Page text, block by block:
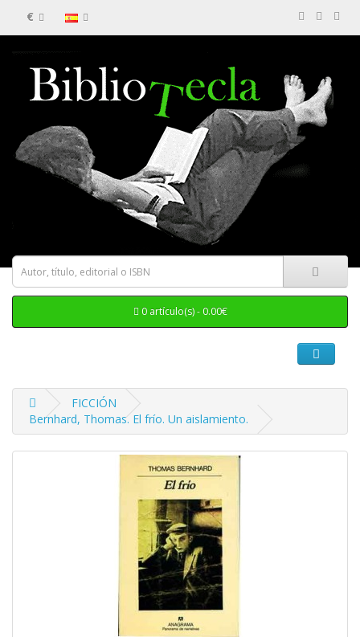
€
0 artículo(s) - 0.00€
FICCIÓN
Bernhard, Thomas. El frío. Un aislamiento.